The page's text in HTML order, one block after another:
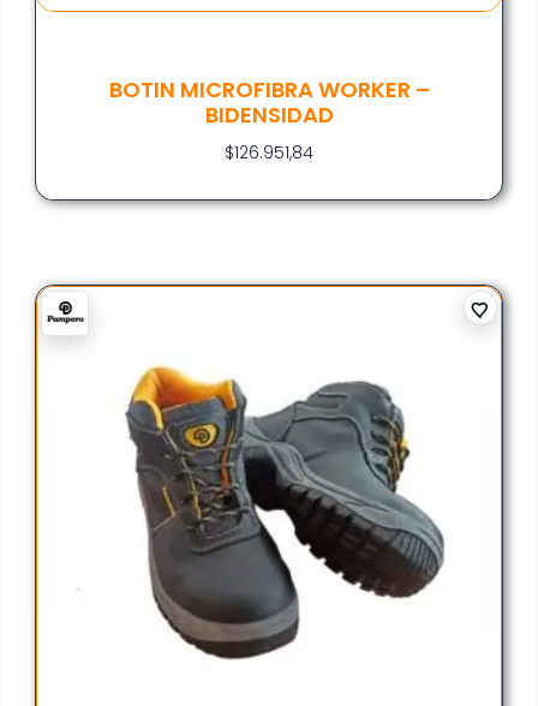
BOTIN MICROFIBRA WORKER –
BIDENSIDAD
$126.951,84